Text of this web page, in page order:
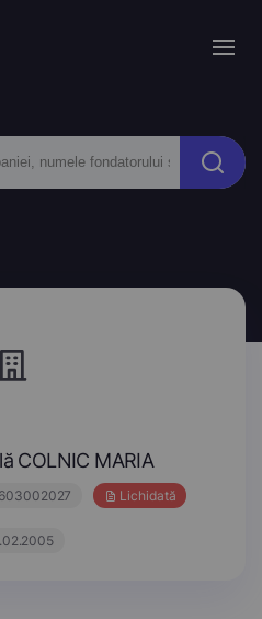
COLNIC MARIA
Lichidată